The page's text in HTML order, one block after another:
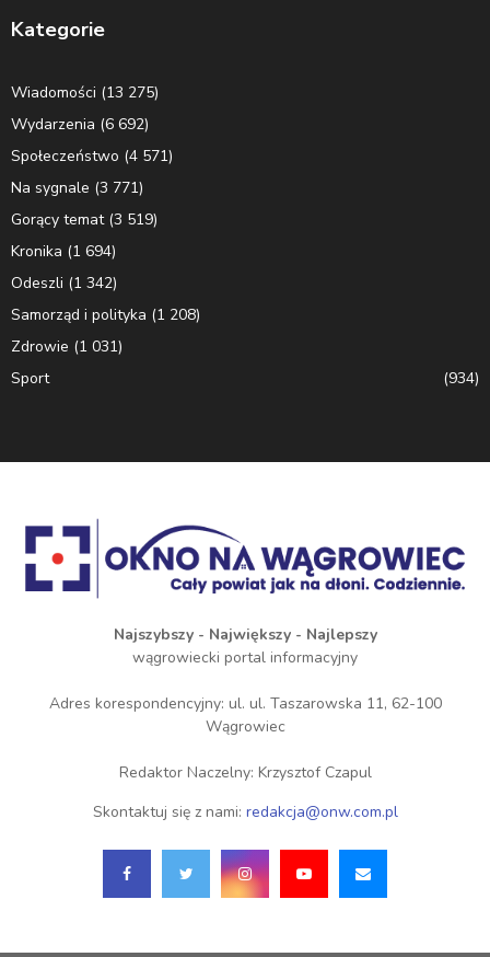
Kategorie
Wiadomości (13 275)
Wydarzenia (6 692)
Społeczeństwo (4 571)
Na sygnale (3 771)
Gorący temat(3 519)
Kronika (1 694)
Odeszli (1 342)
Samorząd i polityka (1 208)
Zdrowie (1 031)
Sport
(934)
Najszybszy - Największy - Najlepszy
wągrowiecki portal informacyjny
Adres korespondencyjny: ul. ul. Taszarowska 11, 62-100
Wągrowiec
Redaktor Naczelny: Krzysztof Czapul
Skontaktuj się z nami: redakcja@onw.com.pl